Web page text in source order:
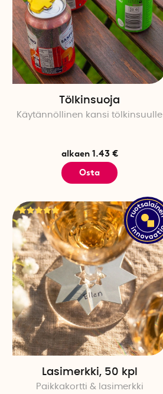
Tölkinsuoja
Käytännöllinen kansi tölkinsuulle
alkaen 1.43 €
Osta
Lasimerkki, 50 kpl
Paikkakortti & lasimerkki